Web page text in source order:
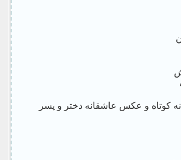
کوتاه و عکس عاشقانه دختر و پسر